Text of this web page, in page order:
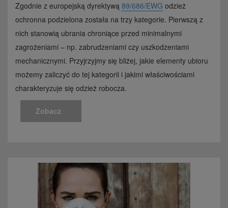
Zgodnie z europejską dyrektywą 89/686/EWG odzież
ochronna podzielona została na trzy kategorie. Pierwszą z
nich stanowią ubrania chroniące przed minimalnymi
zagrożeniami – np. zabrudzeniami czy uszkodzeniami
mechanicznymi. Przyjrzyjmy się bliżej, jakie elementy ubioru
możemy zaliczyć do tej kategorii i jakimi właściwościami
charakteryzuje się odzież robocza.
Zobacz